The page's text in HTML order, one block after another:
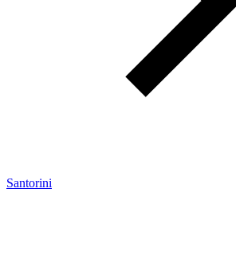
Santorini